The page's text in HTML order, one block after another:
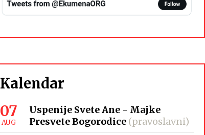
Kalendar
07
AUG
Uspenije Svete Ane - Majke
Presvete Bogorodice (pravoslavni)